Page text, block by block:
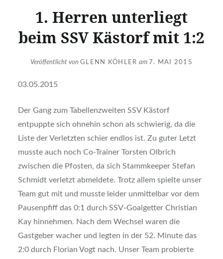
1. Herren unterliegt
beim SSV Kästorf mit 1:2
Veröffentlicht vonGLENN KÖHLER am 7. MAI 2015
03.05.2015
Der Gang zum Tabellenzweiten SSV Kästorf
entpuppte sich ohnehin schon als schwierig, da die
Liste der Verletzten schier endlos ist. Zu guter Letzt
musste auch noch Co-Trainer Torsten Olbrich
zwischen die Pfosten, da sich Stammkeeper Stefan
Schmidt verletzt abmeldete. Trotz allem spielte unser
Team gut mit und musste leider unmittelbar vor dem
Pausenpfiff das 0:1 durch SSV-Goalgetter Christian
Kay hinnehmen. Nach dem Wechsel waren die
Gastgeber wacher und legten in der 52. Minute das
2:0 durch Florian Vogt nach. Unser Team probierte